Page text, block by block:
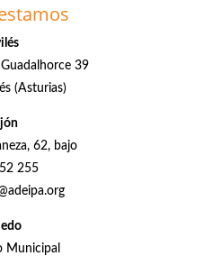
39
(Asturias)
62, bajo
255
Municipal